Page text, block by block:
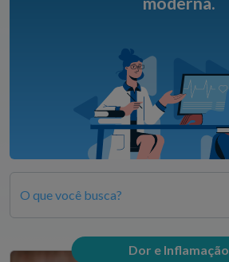
O que você busca?
Dor e Inflamação